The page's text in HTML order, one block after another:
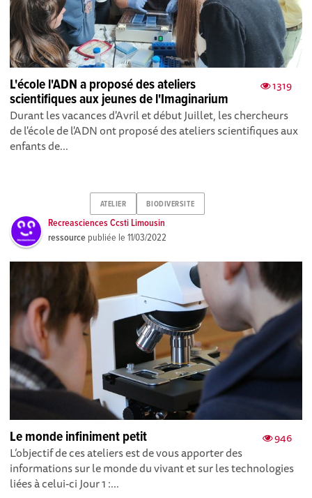
1319
L'école l'ADN a proposé des ateliers
scientifiques aux jeunes de l'Imaginarium
Durant les vacances d'Avril et début Juillet, les chercheurs
de l'école de l'ADN ont proposé des ateliers scientifiques aux
enfants de...
ATELIER BIODIVERSITE
Recreasciences Ccsti Limousin
ressource publiée le11/03/2022
946
Le monde infiniment petit
L’objectif de ces ateliers est de vous apporter des
informations sur le monde du vivant et sur les technologies
liées à celui-ci Jour 1 :...